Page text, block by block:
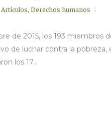
Artículos, Derechos humanos
de 2015, los 193 miembros
de luchar contra la
los 17...